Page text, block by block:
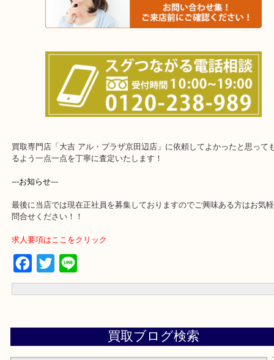
上記に記載がないエリアでもご相談くださいませ！！
※ご来店前に確認しておきたい！という方※
下記にご質問まとめておりますのでご参考くださいませ！
るよう一点一点を丁寧に査定いたします！